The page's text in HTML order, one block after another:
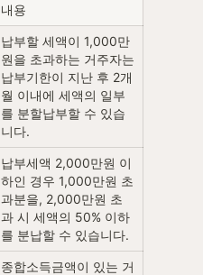
내용
납부할 세액이 1,000만
원을 초과하는 거주자는
납부기한이 지난 후 2개
월 이내에 세액의 일부
를 분할납부할 수 있습
니다.
납부세액 2,000만원 이
하인 경우 1,000만원 초
과분을, 2,000만원 초
과 시 세액의 50% 이하
를 분납할 수 있습니다.
종합소득금액이 있는 거